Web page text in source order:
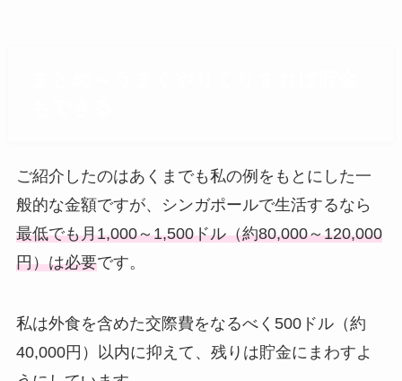
ご紹介したのはあくまでも私の例をもとにした一
般的な金額ですが、シンガポールで生活するなら
最低でも月1,000～1,500ドル（約80,000～120,000
円）は必要です。
私は外食を含めた交際費をなるべく500ドル（約
40,000円）以内に抑えて、残りは貯金にまわすよ